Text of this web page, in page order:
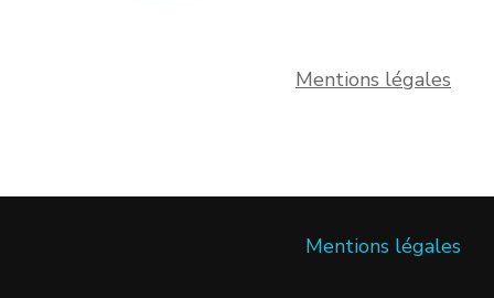
Mentions légales
Mentions légales